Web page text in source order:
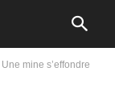
Une mine s’effondre